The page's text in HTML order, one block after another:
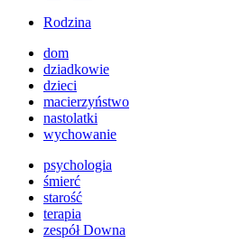
Rodzina
dom
dziadkowie
dzieci
macierzyństwo
nastolatki
wychowanie
psychologia
śmierć
starość
terapia
zespół Downa